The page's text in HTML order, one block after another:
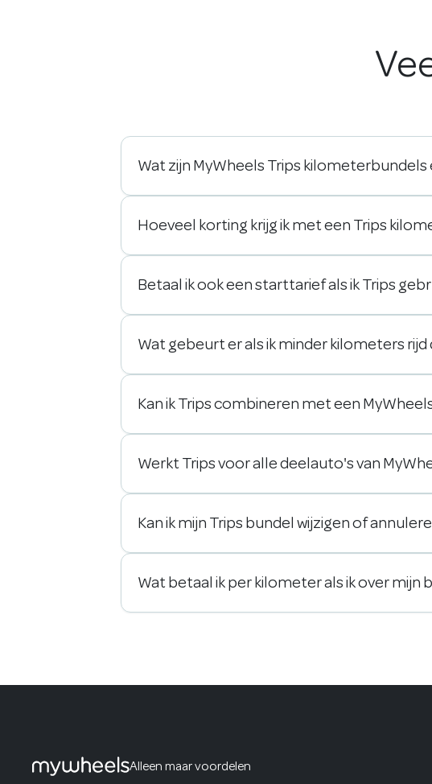
Wat zijn MyWheels Trips kilometerbundels
Hoeveel korting krijg ik met een Trips
Betaal ik ook een starttarief als ik Trips
Wat gebeurt er als ik minder kilometers rijd
Kan ik Trips combineren met een
Werkt Trips voor alle deelauto's van
Kan ik mijn Trips bundel wijzigen of
Wat betaal ik per kilometer als ik over mijn
Alleen maar voordelen